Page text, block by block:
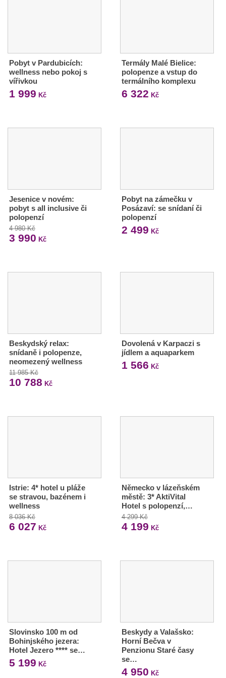
Pobyt v Pardubicích:
wellness nebo pokoj s
vířivkou
1 999 Kč
Termály Malé Bielice:
polopenze a vstup do
termálního komplexu
6 322 Kč
Jesenice v novém:
pobyt s all inclusive či
polopenzí
4 980 Kč
3 990 Kč
Pobyt na zámečku v
Posázaví: se snídaní či
polopenzí
2 499 Kč
Beskydský relax:
snídaně i polopenze,
neomezený wellness
11 985 Kč
10 788 Kč
Dovolená v Karpaczi s
jídlem a aquaparkem
1 566 Kč
Istrie: 4* hotel u pláže
se stravou, bazénem i
wellness
8 036 Kč
6 027 Kč
Německo v lázeňském
městě: 3* AktiVital
Hotel s polopenzí,…
4 299 Kč
4 199 Kč
Slovinsko 100 m od
Bohinjského jezera:
Hotel Jezero **** se…
5 199 Kč
Beskydy a Valašsko:
Horní Bečva v
Penzionu Staré časy
se…
4 950 Kč